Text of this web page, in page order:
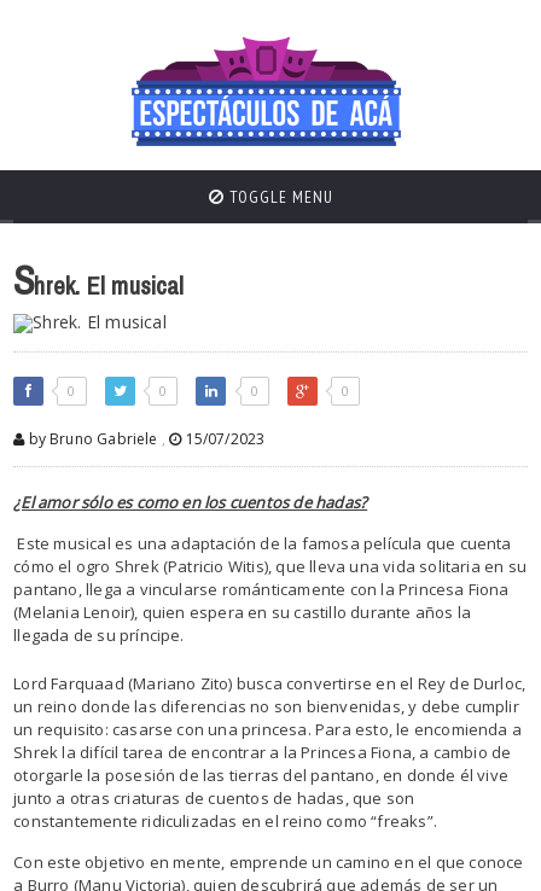
TOGGLE MENU
Shrek. El musical
0 0 0 0
by Bruno Gabriele , 15/07/2023
¿El amor sólo es como en los cuentos de hadas?
Este musical es una adaptación de la famosa película que cuenta
cómo el ogro Shrek (Patricio Witis), que lleva una vida solitaria en su
pantano, llega a vincularse románticamente con la Princesa Fiona
(Melania Lenoir), quien espera en su castillo durante años la
llegada de su príncipe.
Lord Farquaad (Mariano Zito) busca convertirse en el Rey de Durloc,
un reino donde las diferencias no son bienvenidas, y debe cumplir
un requisito: casarse con una princesa. Para esto, le encomienda a
Shrek la difícil tarea de encontrar a la Princesa Fiona, a cambio de
otorgarle la posesión de las tierras del pantano, en donde él vive
junto a otras criaturas de cuentos de hadas, que son
constantemente ridiculizadas en el reino como “freaks”.
Con este objetivo en mente, emprende un camino en el que conoce
a Burro (Manu Victoria), quien descubrirá que además de ser un